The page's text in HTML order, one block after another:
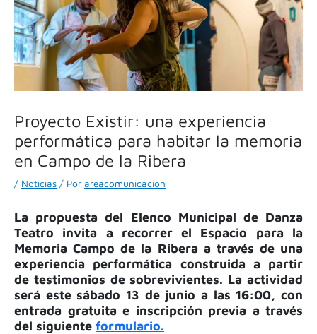
Proyecto Existir: una experiencia
performática para habitar la memoria
en Campo de la Ribera
/ Noticias / Por areacomunicacion
La propuesta del Elenco Municipal de Danza
Teatro invita a recorrer el Espacio para la
Memoria Campo de la Ribera a través de una
experiencia performática construida a partir
de testimonios de sobrevivientes. La actividad
será este sábado 13 de junio a las 16:00, con
entrada gratuita e inscripción previa a través
del siguiente formulario.